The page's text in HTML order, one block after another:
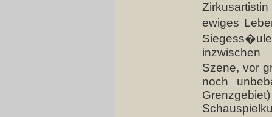
ewiges
Szene, vor
noch